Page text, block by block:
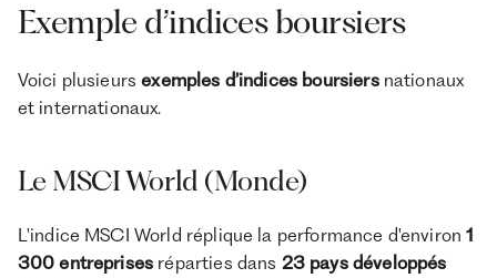
Exemple d’indices boursiers
Voici plusieursexemples d’indices boursiersnationaux
et internationaux.
Le MSCI World (Monde)
L'indice MSCI World réplique la performance d'environ1
300 entreprises réparties dans 23 pays développés